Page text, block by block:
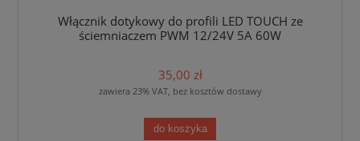
Włącznik dotykowy do profili LED TOUCH ze
ściemniaczem PWM 12/24V 5A 60W
35,00 zł
zawiera 23% VAT, bez kosztów dostawy
do koszyka